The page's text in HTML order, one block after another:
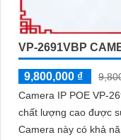
VP-2691VBP
9,800,000 ₫
Camera IP POE VP-
chất lượng cao được
Camera này có khả